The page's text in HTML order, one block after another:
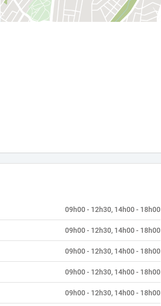
09h00 - 12h30, 14h00 - 18h00
09h00 - 12h30, 14h00 - 18h00
09h00 - 12h30, 14h00 - 18h00
09h00 - 12h30, 14h00 - 18h00
09h00 - 12h30, 14h00 - 18h00